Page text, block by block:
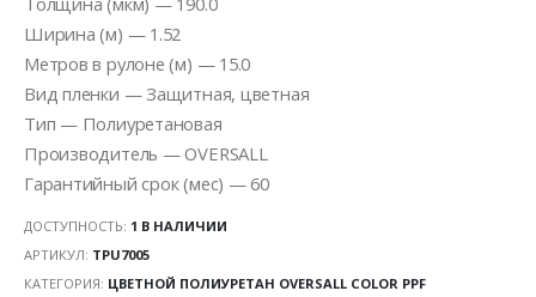
Ширина (м) — 1.52
Метров в рулоне (м) — 15.0
Вид пленки — Защитная, цветная
Тип — Полиуретановая
Производитель — OVERSALL
Гарантийный срок (мес) — 60
ДОСТУПНОСТЬ: 1 В НАЛИЧИИ
АРТИКУЛ: TPU7005
КАТЕГОРИЯ: ЦВЕТНОЙ ПОЛИУРЕТАН OVERSALL COLOR PPF